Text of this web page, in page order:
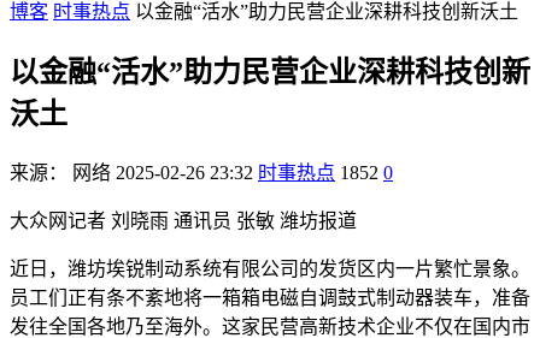
博客 时事热点 以金融“活水”助力民营企业深耕科技创新沃土
以金融“活水”助力民营企业深耕科技创新
沃土
来源： 网络 2025-02-26 23:32 时事热点 1852 0
大众网记者 刘晓雨 通讯员 张敏 潍坊报道
近日，潍坊埃锐制动系统有限公司的发货区内一片繁忙景象。
员工们正有条不紊地将一箱箱电磁自调鼓式制动器装车，准备
发往全国各地乃至海外。这家民营高新技术企业不仅在国内市